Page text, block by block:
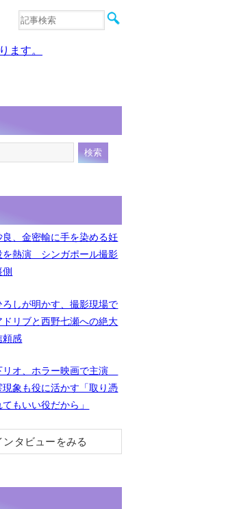
音楽
ます。
良、金密輸に手を染める妊
を熱演 シンガポール撮影
側
ろしが明かす、撮影現場で
ドリブと西野七瀬への絶大
頼感
リオ、ホラー映画で主演
現象も役に活かす「取り憑
もいい役だから」
ンタビューをみる